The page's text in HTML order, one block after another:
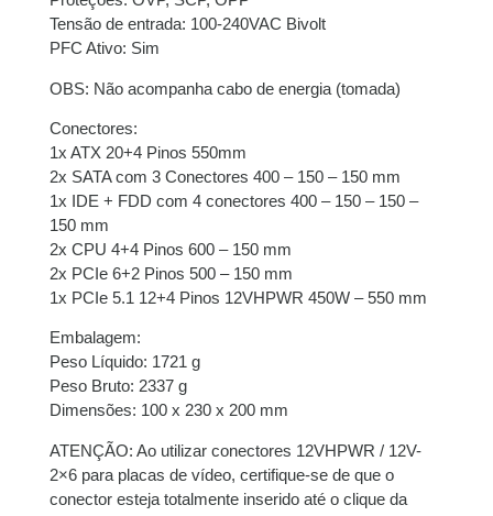
juros
juros
12x deR$
juros
Tensão de entrada: 100-240VAC Bivolt
PFC Ativo: Sim
OBS: Não acompanha cabo de energia (tomada)
Conectores:
1x ATX 20+4 Pinos 550mm
2x SATA com 3 Conectores 400 – 150 – 150 mm
1x IDE + FDD com 4 conectores 400 – 150 – 150 –
150 mm
2x CPU 4+4 Pinos 600 – 150 mm
2x PCIe 6+2 Pinos 500 – 150 mm
1x PCIe 5.1 12+4 Pinos 12VHPWR 450W – 550 mm
Embalagem:
Peso Líquido: 1721 g
Peso Bruto: 2337 g
Dimensões: 100 x 230 x 200 mm
ATENÇÃO: Ao utilizar conectores 12VHPWR / 12V-
2×6 para placas de vídeo, certifique-se de que o
conector esteja totalmente inserido até o clique da